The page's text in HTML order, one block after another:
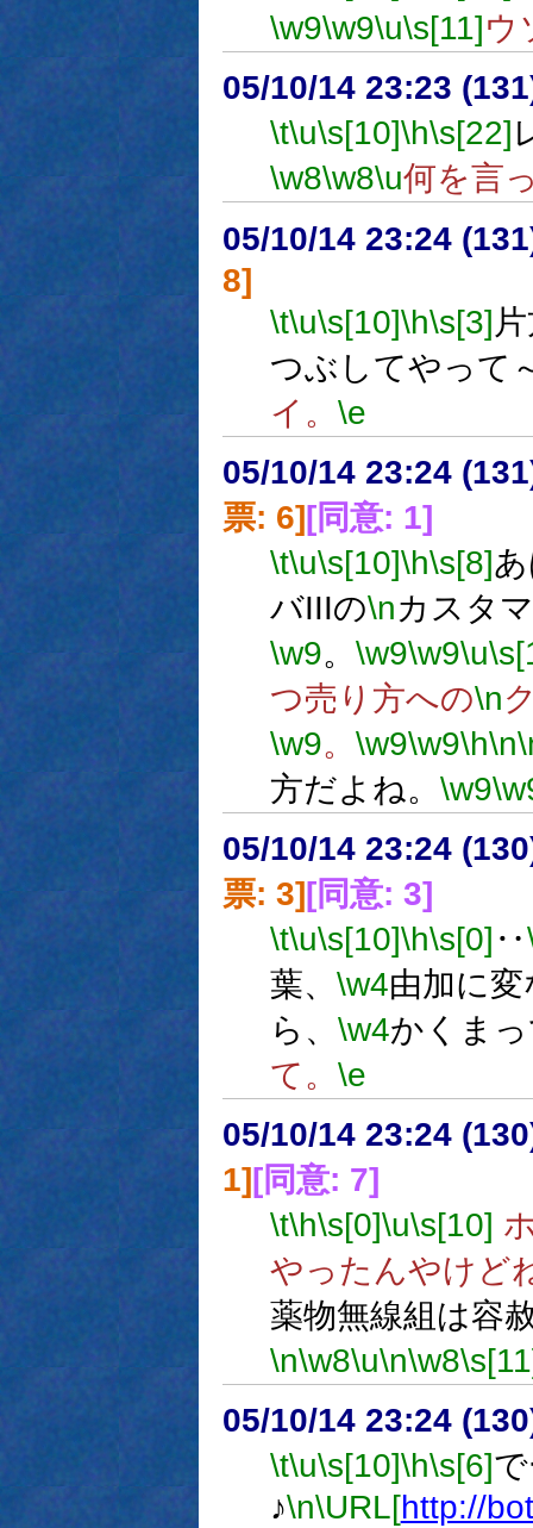
\w9\w9\u\s[11]ウ
05/10/14 23:23
\t\u\s[10]\h\s[22]
\w8\w8\u何を言
05/10/14 23:24
8]
\t\u\s[10]\h\s[3]
つぶしてやって
イ。 \e
05/10/14 23:24
票: 6][同意: 1]
\t\u\s[10]\h\s[8]
バIIIの\nカスタ
\w9。 \w9\w9\u
つ売り方への\n
\w9。 \w9\w9\h\n
方だよね。 \w9
05/10/14 23:24
票: 3][同意: 3]
\t\u\s[10]\h\s[0] ‥
葉、 \w4由加に
ら、 \w4かくま
て。 \e
05/10/14 23:24
1][同意: 7]
\t\h\s[0]\u\s[10]
やったんやけど
薬物無線組は容
\n\w8\u\n\w8
05/10/14 23:24
\t\u\s[10]\h\s[6]
♪\n\URL[http://